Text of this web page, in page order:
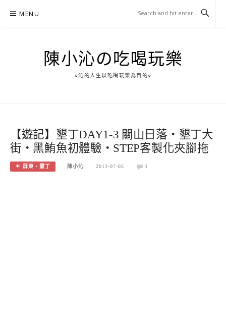
MENU
陳小沁の吃喝玩樂
○沁的人生以吃喝玩樂為目的○
【遊記】墾丁DAY1-3 關山日落‧墾丁大
街‧黑鮪魚初體驗‧STEP客製化夾腳拖
＊ 屏東、墾丁 陳小沁 2013-07-05 1